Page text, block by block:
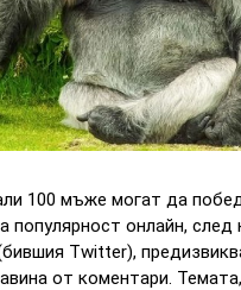
100 мъже могат да
популярност онлайн, след
Twitter),
от коментари.